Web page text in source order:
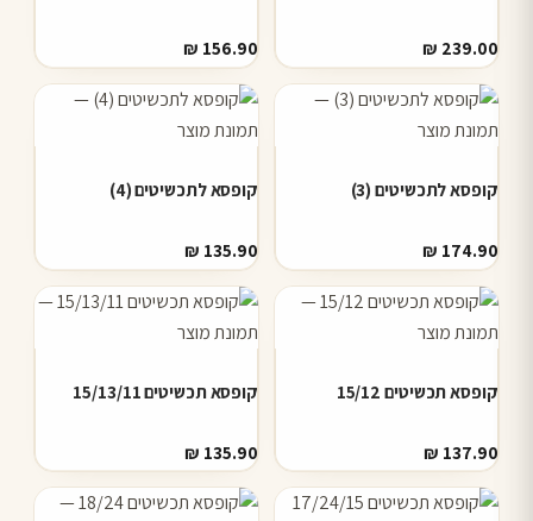
₪ 239.00
₪ 156.90
קופסא לתכשיטים (3)
₪ 174.90
קופסא לתכשיטים (4)
₪ 135.90
קופסא תכשיטים 15/12
₪ 137.90
קופסא תכשיטים 15/13/11
₪ 135.90